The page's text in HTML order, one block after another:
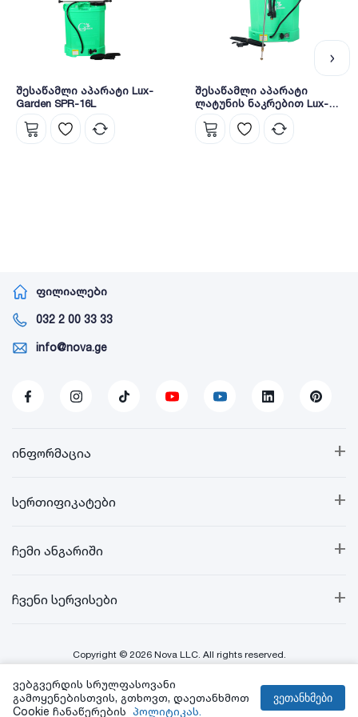
შესაწამლი აპარატი Lux-
Garden SPR-16L
შესაწამლი აპარატი
ლატუნის ნაკრებით Lux-
Garden SPR-16L
ფილიალები
032 2 00 33 33
info@nova.ge
+
ინფორმაცია
+
სერთიფიკატები
+
ჩემი ანგარიში
+
ჩვენი სერვისები
Copyright © 2026 Nova LLC. All rights reserved.
Created By:
ვებგვერდის სრულფასოვანი
გამოყენებისთვის, გთხოვთ, დაეთანხმოთ
Cookie ჩანაწერების პოლიტიკას.
ვეთანხმები